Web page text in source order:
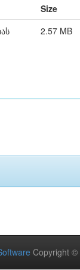
Size
2.57 MB
Copyright ©